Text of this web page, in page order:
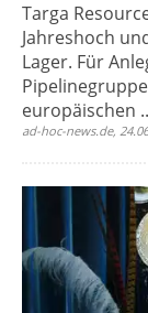
Targa
Jahreshoch
Lager. Für
europäischen
ad-hoc-news.de,